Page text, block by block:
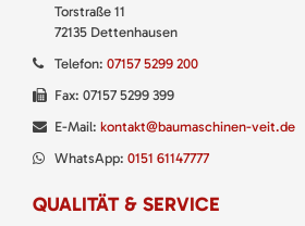
Torstraße 11
72135 Dettenhausen
Telefon: 07157 5299 200
Fax: 07157 5299 399
E-Mail: kontakt@baumaschinen-veit.de
WhatsApp: 0151 61147777
QUALITÄT & SERVICE